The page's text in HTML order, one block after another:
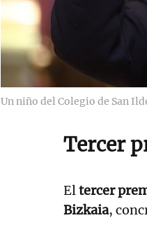
Un niño del Colegio de San
Tercer
Eltercer
Bizkaia,